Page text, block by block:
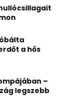
a hős
–
legszebb